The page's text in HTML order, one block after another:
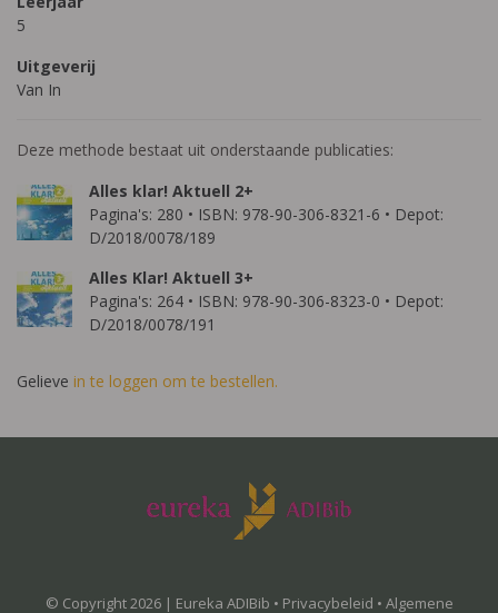
5
Uitgeverij
Van In
Deze methode bestaat uit onderstaande publicaties:
Alles klar! Aktuell 2+
Pagina's: 280 • ISBN: 978-90-306-8321-6 • Depot:
D/2018/0078/189
Alles Klar! Aktuell 3+
Pagina's: 264 • ISBN: 978-90-306-8323-0 • Depot:
D/2018/0078/191
Gelieve in te loggen om te bestellen.
© Copyright 2026 | Eureka ADIBib • Privacybeleid • Algemene